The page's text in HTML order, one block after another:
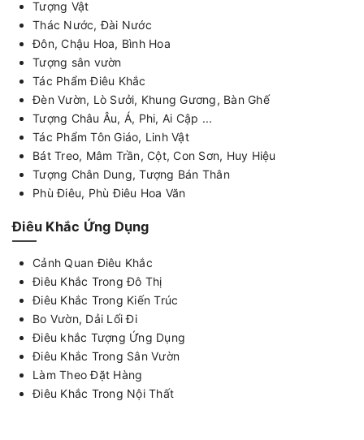
Tượng Vật
Thác Nước, Đài Nước
Đôn, Chậu Hoa, Bình Hoa
Tượng sân vườn
Tác Phẩm Điêu Khắc
Đèn Vườn, Lò Sưởi, Khung Gương, Bàn Ghế
Tượng Châu Âu, Á, Phi, Ai Cập ...
Tác Phẩm Tôn Giáo, Linh Vật
Bát Treo, Mâm Trần, Cột, Con Sơn, Huy Hiệu
Tượng Chân Dung, Tượng Bán Thân
Phù Điêu, Phù Điêu Hoa Văn
Điêu Khắc Ứng Dụng
Cảnh Quan Điêu Khắc
Điêu Khắc Trong Đô Thị
Điêu Khắc Trong Kiến Trúc
Bo Vườn, Dải Lối Đi
Điêu khắc Tượng Ứng Dụng
Điêu Khắc Trong Sân Vườn
Làm Theo Đặt Hàng
Điêu Khắc Trong Nội Thất